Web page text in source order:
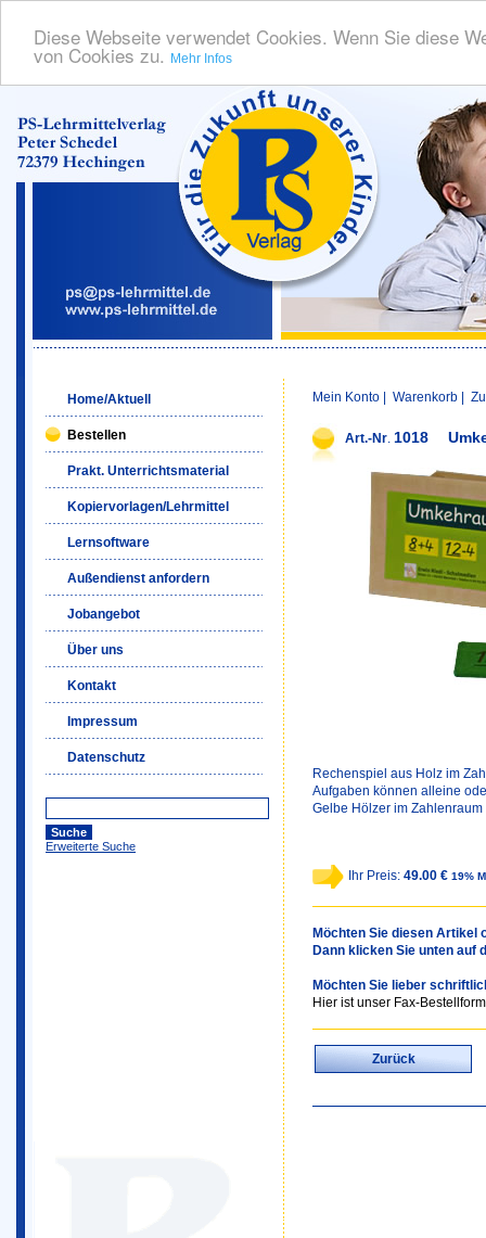
Diese Webseite verwendet Cookies. Wenn Sie diese
von Cookies zu. Mehr Infos
Home/Aktuell
Bestellen
Prakt. Unterrichtsmaterial
Kopiervorlagen/Lehrmittel
Lernsoftware
Außendienst anfordern
Jobangebot
Über uns
Kontakt
Impressum
Datenschutz
Erweiterte Suche
Mein Konto Warenkorb
Art.-Nr. 1018
Rechenspiel aus Holz im
Aufgaben können alleine
Gelbe Hölzer im
Ihr Preis: 49.00 € 19%
Möchten Sie diesen Artikel
Dann klicken Sie unten auf
Möchten Sie lieber
Hier ist unser Fax-
Zurück